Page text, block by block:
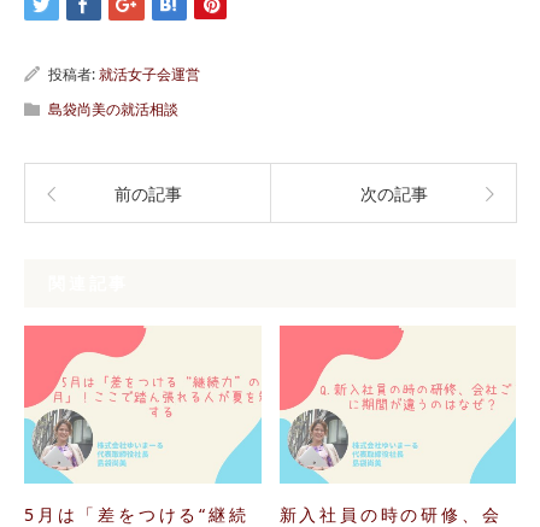
投稿者:就活女子会運営
島袋尚美の就活相談
前の記事 次の記事
5月は「差をつける“継続
新入社員の時の研修、会